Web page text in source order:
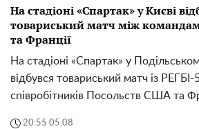
На стадіоні «Спартак» у Києві
товариський матч між
та Франції
На стадіоні «Спартак» у
відбувся товариський матч із
співробітників Посольств США та
20:55 05.08